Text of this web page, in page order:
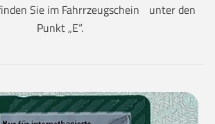
Sie im Fahrrzeugschein unter den
Punkt „E“.